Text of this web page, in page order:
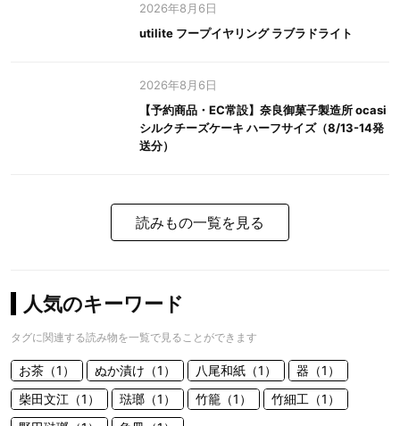
2026年8月6日
utilite フープイヤリング ラブラドライト
2026年8月6日
【予約商品・EC常設】奈良御菓子製造所 ocasi
シルクチーズケーキ ハーフサイズ（8/13-14発
送分）
読みもの一覧を見る
人気のキーワード
タグに関連する読み物を一覧で見ることができます
お茶（1） ぬか漬け（1） 八尾和紙（1）
器（1）
柴田文江（1）
琺瑯（1） 竹籠（1）
竹細工（1）